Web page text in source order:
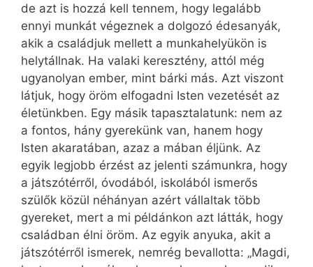
de azt is hozzá kell tennem, hogy legalább
ennyi munkát végeznek a dolgozó édesanyák,
akik a családjuk mellett a munkahelyükön is
helytállnak. Ha valaki keresztény, attól még
ugyanolyan ember, mint bárki más. Azt viszont
látjuk, hogy öröm elfogadni Isten vezetését az
életünkben. Egy másik tapasztalatunk: nem az
a fontos, hány gyerekünk van, hanem hogy
Isten akaratában, azaz a mában éljünk. Az
egyik legjobb érzést az jelenti számunkra, hogy
a játszótérről, óvodából, iskolából ismerős
szülők közül néhányan azért vállaltak több
gyereket, mert a mi példánkon azt látták, hogy
családban élni öröm. Az egyik anyuka, akit a
játszótérről ismerek, nemrég bevallotta: „Magdi,